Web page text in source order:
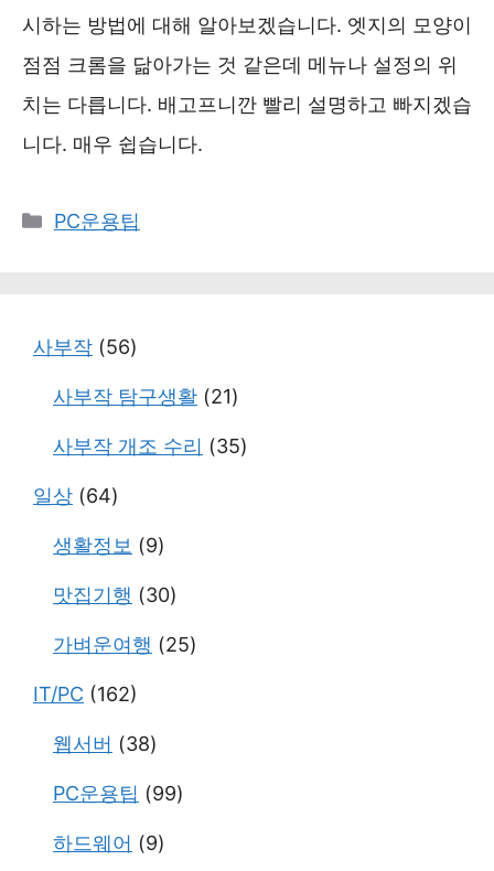
시하는 방법에 대해 알아보겠습니다. 엣지의 모양이
점점 크롬을 닮아가는 것 같은데 메뉴나 설정의 위
치는 다릅니다. 배고프니깐 빨리 설명하고 빠지겠습
니다. 매우 쉽습니다.
카
PC운용팁
사부작 (56)
사부작 탐구생활 (21)
사부작 개조 수리 (35)
일상 (64)
생활정보 (9)
맛집기행 (30)
가벼운여행 (25)
IT/PC (162)
웹서버 (38)
PC운용팁 (99)
하드웨어 (9)